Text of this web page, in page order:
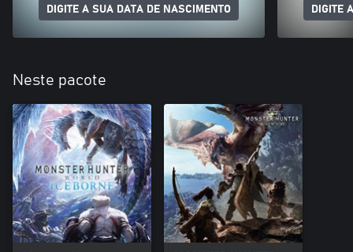
DIGITE A SUA DATA DE NASCIMENTO DIGITE
Neste pacote